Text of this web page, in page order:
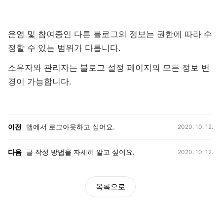
운영 및 참여중인 다른 블로그의 정보는 권한에 따라 수
정할 수 있는 범위가 다릅니다.
소유자와 관리자는 블로그 설정 페이지의 모든 정보 변
경이 가능합니다.
이전 앱에서 로그아웃하고 싶어요. 2020. 10. 12.
다음 글 작성 방법을 자세히 알고 싶어요. 2020. 10. 12.
목록으로